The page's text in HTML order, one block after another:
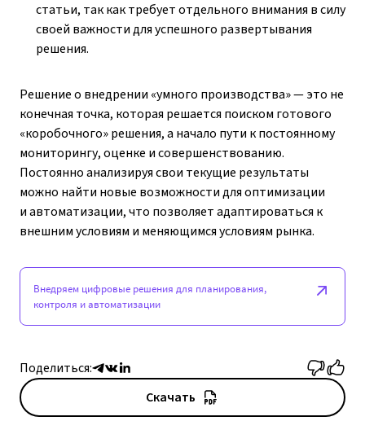
статьи, так как требует отдельного внимания в силу
своей важности для успешного развертывания
решения.
Решение о внедрении «умного производства» — это не
конечная точка, которая решается поиском готового
«коробочного» решения, а начало пути к постоянному
мониторингу, оценке и совершенствованию.
Постоянно анализируя свои текущие результаты
можно найти новые возможности для оптимизации
и автоматизации, что позволяет адаптироваться к
внешним условиям и меняющимся условиям рынка.
Внедряем цифровые решения для планирования,
контроля и автоматизации
Поделиться:
Скачать